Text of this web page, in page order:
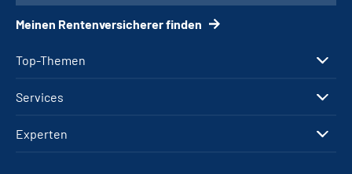
Top-Themen
Services
Experten
Meinen Rentenversicherer finden